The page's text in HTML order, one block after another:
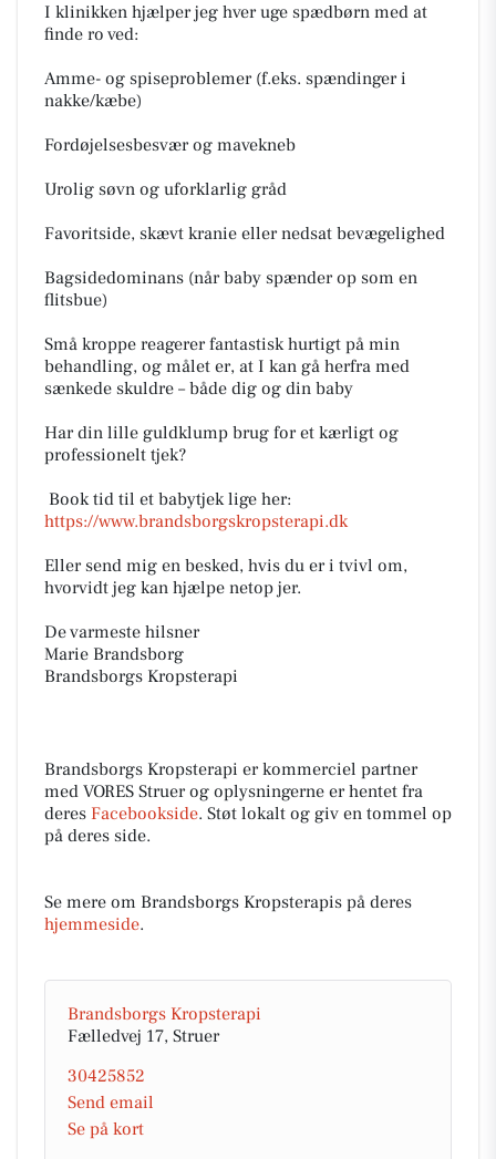
​I klinikken hjælper jeg hver uge spædbørn med at
finde ro ved:
Amme- og spiseproblemer (f.eks. spændinger i
nakke/kæbe)
Fordøjelsesbesvær og mavekneb
Urolig søvn og uforklarlig gråd
Favoritside, skævt kranie eller nedsat bevægelighed
Bagsidedominans (når baby spænder op som en
flitsbue)
​Små kroppe reagerer fantastisk hurtigt på min
behandling, og målet er, at I kan gå herfra med
sænkede skuldre – både dig og din baby
​Har din lille guldklump brug for et kærligt og
professionelt tjek?
​ Book tid til et babytjek lige her:
https://www.brandsborgskropsterapi.dk
Eller send mig en besked, hvis du er i tvivl om,
hvorvidt jeg kan hjælpe netop jer.
​De varmeste hilsner
Marie Brandsborg
Brandsborgs Kropsterapi
Brandsborgs Kropsterapi er kommerciel partner
med VORES Struer og oplysningerne er hentet fra
deres Facebookside. Støt lokalt og giv en tommel op
på deres side.
Se mere om Brandsborgs Kropsterapis på deres
hjemmeside.
Brandsborgs Kropsterapi
Fælledvej 17, Struer
30425852
Send email
Se på kort